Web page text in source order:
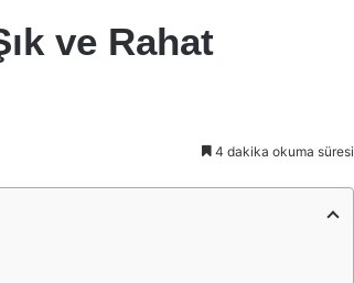
ve Rahat
4 dakika okuma süresi